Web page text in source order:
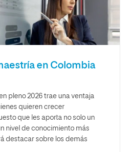
en Colombia
pleno 2026 trae una ventaja
quieren crecer
que les aporta no solo un
nivel de conocimiento más
destacar sobre los demás